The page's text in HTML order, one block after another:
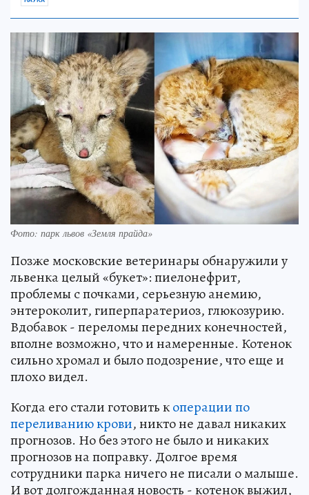
Фото: парк львов «Земля прайда»
Позже московские ветеринары обнаружили у
львенка целый «букет»: пиелонефрит,
проблемы с почками, серьезную анемию,
энтероколит, гиперпаратериоз, глюкозурию.
Вдобавок - переломы передних конечностей,
вполне возможно, что и намеренные. Котенок
сильно хромал и было подозрение, что еще и
плохо видел.
Когда его стали готовить коперации по
переливанию крови, никто не давал никаких
прогнозов. Но без этого не было и никаких
прогнозов на поправку. Долгое время
сотрудники парка ничего не писали о малыше.
И вот долгожданная новость - котенок выжил,